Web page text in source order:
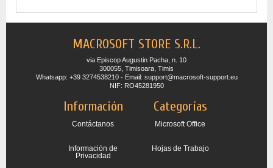
MACROSOFT STORE S.R.L.
via Episcop Augustin Pacha, n. 10
300055, Timisoara, Timis
Whatsapp: +39 3274538210 - Email: support@macrosoft-support.eu
NIF: RO45281950
Información
Contáctanos
Información de
Privacidad
Categorías
Microsoft Office
Hojas de Trabajo